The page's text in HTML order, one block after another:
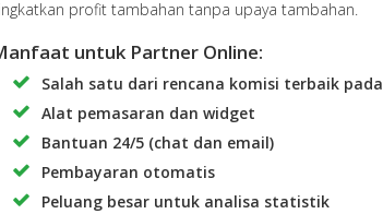
profit tambahan tanpa upaya tambahan.
untuk Partner Online:
Salah satu dari rencana komisi terbaik
Alat pemasaran dan widget
Bantuan 24/5 (chat dan email)
Pembayaran otomatis
Peluang besar untuk analisa statistik